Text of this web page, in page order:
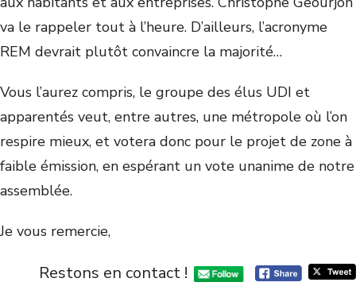
va le rappeler tout à l’heure. D’ailleurs, l’acronyme
REM devrait plutôt convaincre la majorité…
Vous l’aurez compris, le groupe des élus UDI et
apparentés veut, entre autres, une métropole où l’on
respire mieux, et votera donc pour le projet de zone à
faible émission, en espérant un vote unanime de notre
assemblée.
Je vous remercie,
Restons en contact !